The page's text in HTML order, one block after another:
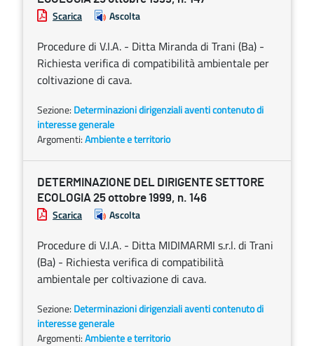
Scarica Ascolta
Procedure di V.I.A. - Ditta Miranda di Trani (Ba) -
Richiesta verifica di compatibilità ambientale per
coltivazione di cava.
Sezione: Determinazioni dirigenziali aventi contenuto di
interesse generale
Argomenti:Ambiente e territorio
DETERMINAZIONE DEL DIRIGENTE SETTORE
ECOLOGIA 25 ottobre 1999, n. 146
Scarica Ascolta
Procedure di V.I.A. - Ditta MIDIMARMI s.r.l. di Trani
(Ba) - Richiesta verifica di compatibilità
ambientale per coltivazione di cava.
Sezione: Determinazioni dirigenziali aventi contenuto di
interesse generale
Argomenti:Ambiente e territorio